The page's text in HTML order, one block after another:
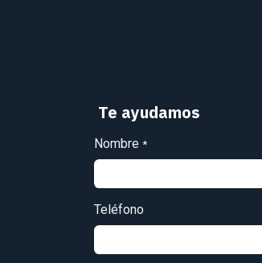
Te ayudamos
Nombre *
Teléfono